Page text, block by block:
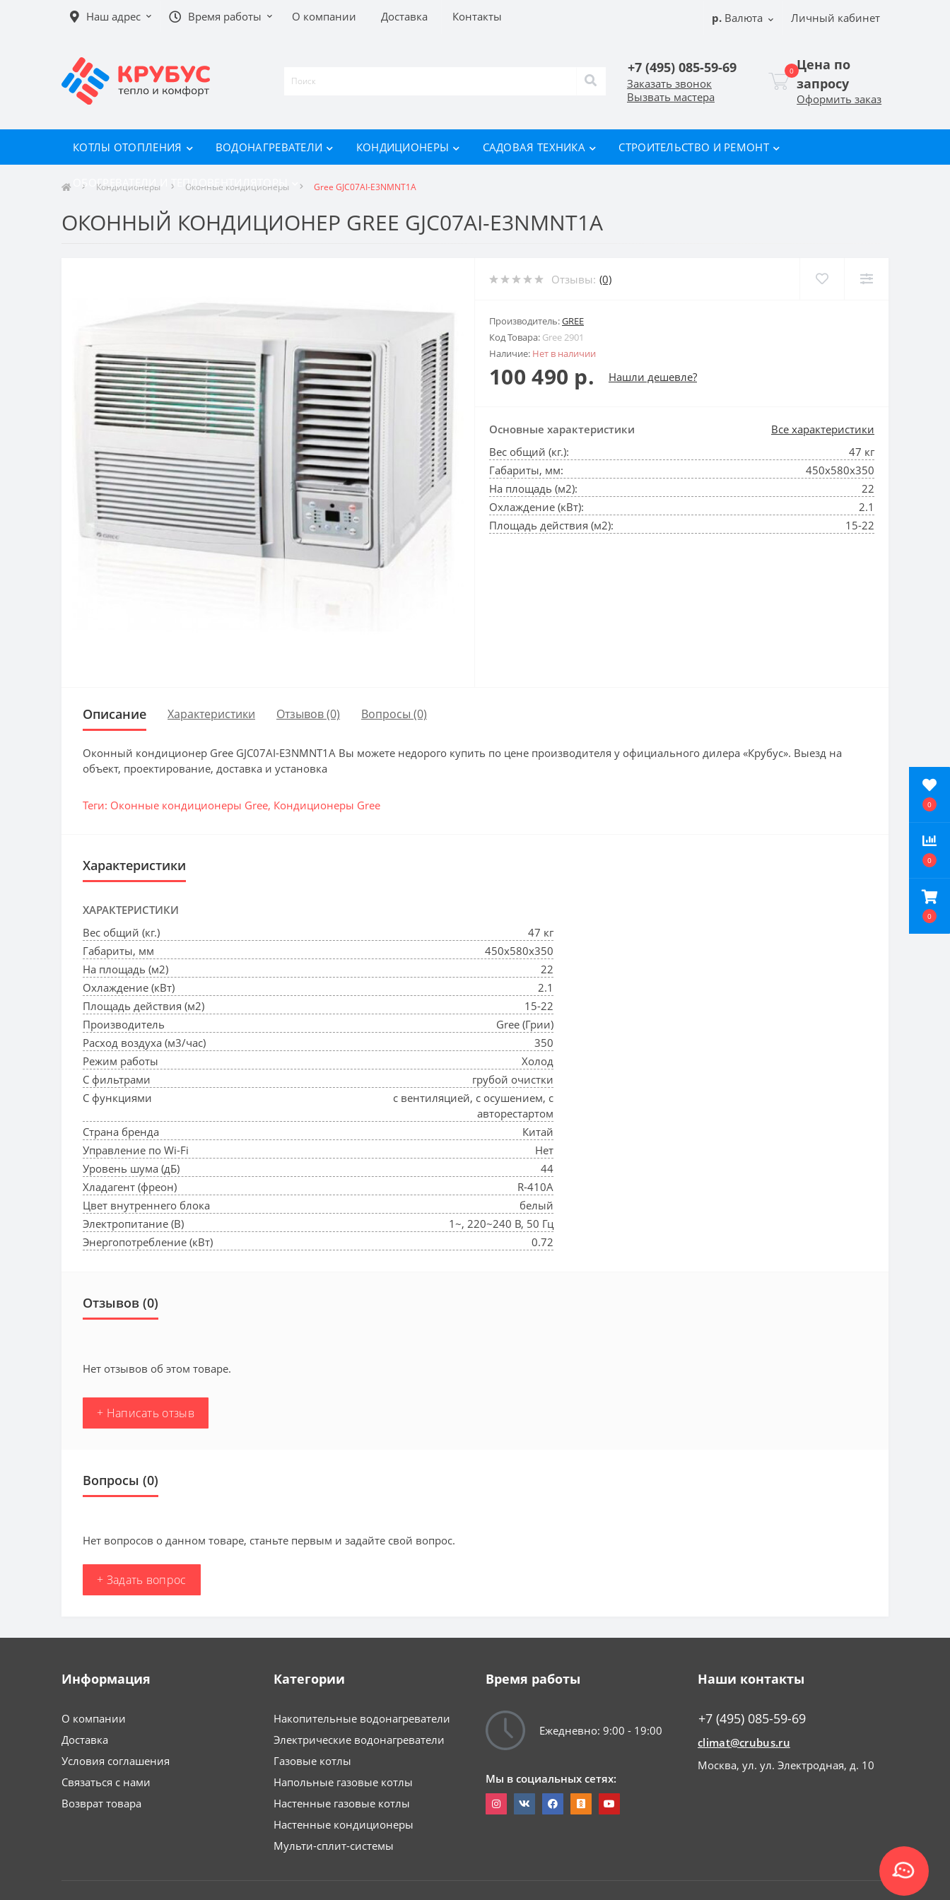
0
0
0
Наш адрес Время работы О компании Доставка Контакты р. Валюта Личный кабинет
+7 (495) 085-59-69
Заказать звонок
Вызвать мастера
0 Цена по
запросу
Оформить заказ
КОТЛЫ ОТОПЛЕНИЯ ВОДОНАГРЕВАТЕЛИ КОНДИЦИОНЕРЫ САДОВАЯ ТЕХНИКА СТРОИТЕЛЬСТВО И РЕМОНТ
ОБОГРЕВАТЕЛИ И ТЕПЛОВЕНТИЛЯТОРЫ
Кондиционеры Оконные кондиционеры Gree GJC07AI-E3NMNT1A
ОКОННЫЙ КОНДИЦИОНЕР GREE GJC07AI-E3NMNT1A
Отзывы: (0)
Производитель:GREE
Код Товара: Gree 2901
Наличие: Нет в наличии
100 490 р. Нашли дешевле?
Основные характеристики
Все характеристики
Вес общий (кг.):
47 кг
Габариты, мм:
450х580х350
На площадь (м2):
22
Охлаждение (кВт):
2.1
Площадь действия (м2):
15-22
Описание Характеристики Отзывов (0) Вопросы (0)
Оконный кондиционер Gree GJC07AI-E3NMNT1A Вы можете недорого купить по цене производителя у официального дилера «Крубус». Выезд на
объект, проектирование, доставка и установка
Теги: Оконные кондиционеры Gree, Кондиционеры Gree
Характеристики
ХАРАКТЕРИСТИКИ
Вес общий (кг.)
47 кг
Габариты, мм
450х580х350
На площадь (м2)
22
Охлаждение (кВт)
2.1
Площадь действия (м2)
15-22
Производитель
Gree (Грии)
Расход воздуха (м3/час)
350
Режим работы
Холод
С фильтрами
грубой очистки
С функциями
с вентиляцией, с осушением, с
авторестартом
Страна бренда
Китай
Управление по Wi-Fi
Нет
Уровень шума (дБ)
44
Хладагент (фреон)
R-410A
Цвет внутреннего блока
белый
Электропитание (В)
1~, 220~240 В, 50 Гц
Энергопотребление (кВт)
0.72
Отзывов (0)
Нет отзывов об этом товаре.
+ Написать отзыв
Вопросы (0)
Нет вопросов о данном товаре, станьте первым и задайте свой вопрос.
+ Задать вопрос
Информация
О компании
Доставка
Условия соглашения
Связаться с нами
Возврат товара
Категории
Накопительные водонагреватели
Электрические водонагреватели
Газовые котлы
Напольные газовые котлы
Настенные газовые котлы
Настенные кондиционеры
Мульти-сплит-системы
Время работы
Ежедневно: 9:00 - 19:00
Мы в социальных сетях:
Наши контакты
+7 (495) 085-59-69
climat@crubus.ru
Москва, ул. ул. Электродная, д. 10